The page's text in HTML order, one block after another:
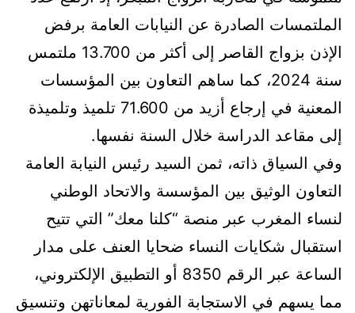
الملتمسات الصادرة عن النيابات العامة برفض
الإذن بزواج القاصر إلى أكثر من 13.700 ملتمس
سنة 2024، كما ساهم التعاون بين المؤسسات
المعنية في إرجاع أزيد من 71.600 تلميذ وتلميذة
إلى مقاعد الدراسة خلال السنة نفسها.
وفي السياق ذاته، ثمن السيد رئيس النيابة العامة
التعاون الوثيق بين المؤسسة والاتحاد الوطني
لنساء المغرب عبر منصة “كلنا معك” التي تتيح
استقبال شكايات النساء ضحايا العنف على مدار
الساعة عبر الرقم 8350 أو التطبيق الإلكتروني،
مما يسهم في الاستجابة الفورية لمعاناتهن وتنسيق